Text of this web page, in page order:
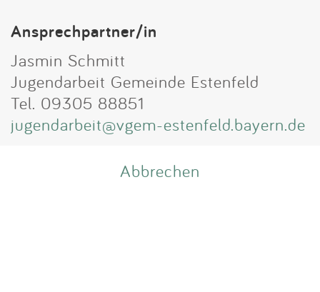
Blog
Partner
Kontakt
Ansprechpartner/in
Jasmin Schmitt
Jugendarbeit Gemeinde Estenfeld
Tel. 09305 88851
jugendarbeit@vgem-estenfeld.bayern.de
Abbrechen